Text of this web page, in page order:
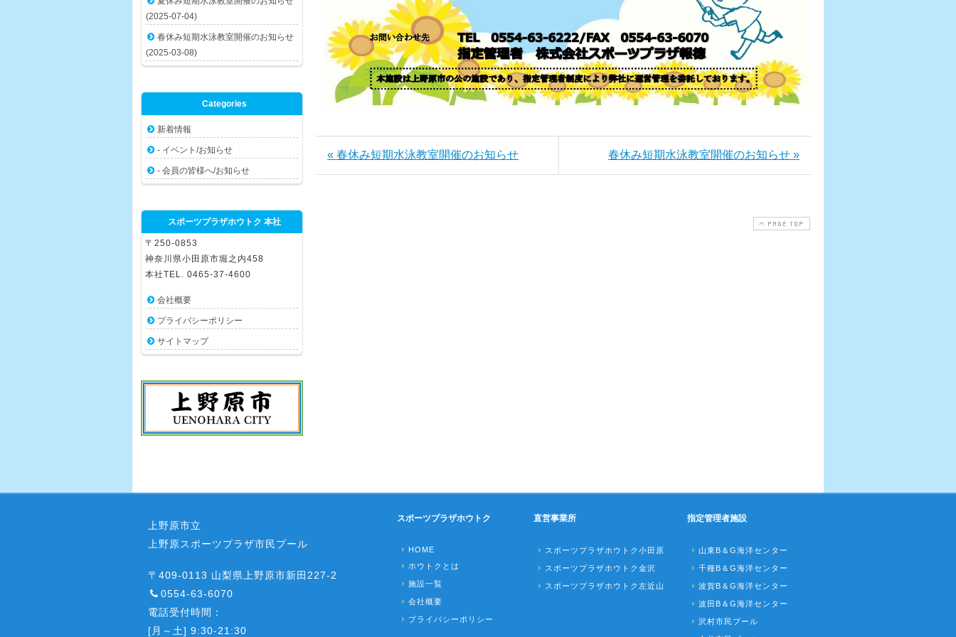
« 春休み短期水泳教室開催のお知らせ 春休み短期水泳教室開催のお知らせ »
PAGE TOP
(2025-07-04)
春休み短期水泳教室開催のお知らせ
(2025-03-08)
Categories
新着情報
- イベント/お知らせ
- 会員の皆様へ/お知らせ
スポーツプラザホウトク 本社
〒250-0853
神奈川県小田原市堀之内458
本社TEL. 0465-37-4600
会社概要
プライバシーポリシー
サイトマップ
上野原市立
上野原スポーツプラザ市民プール
〒409-0113 山梨県上野原市新田227-2
0554-63-6070
電話受付時間：
[月～土] 9:30-21:30
スポーツプラザホウトク
HOME
ホウトクとは
施設一覧
会社概要
プライバシーポリシー
直営事業所
スポーツプラザホウトク小田原
スポーツプラザホウトク金沢
スポーツプラザホウトク左近山
指定管理者施設
山東B＆G海洋センター
千種B＆G海洋センター
波賀B＆G海洋センター
波田B＆G海洋センター
沢村市民プール